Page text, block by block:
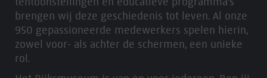
brengen wij deze geschiedenis tot leven. Al onze
950 gepassioneerde medewerkers spelen hierin,
zowel voor- als achter de schermen, een unieke
rol.